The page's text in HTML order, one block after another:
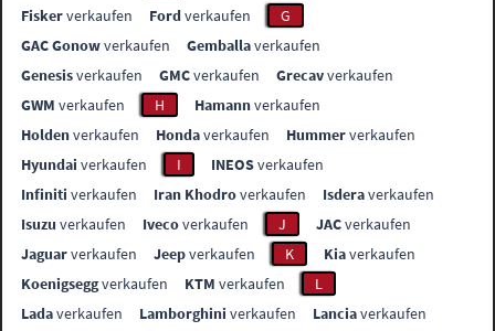
Fiskerverkaufen Fordverkaufen
G
GAC Gonowverkaufen Gemballaverkaufen
Genesisverkaufen GMCverkaufen Grecavverkaufen
GWM verkaufen H Hamannverkaufen
Holdenverkaufen Hondaverkaufen Hummerverkaufen
Hyundai verkaufen I INEOSverkaufen
Infiniti verkaufen Iran Khodroverkaufen Isderaverkaufen
Isuzu verkaufen Ivecoverkaufen J JACverkaufen
Jaguarverkaufen Jeepverkaufen K Kiaverkaufen
Koenigseggverkaufen KTM verkaufen
L
Ladaverkaufen Lamborghini verkaufen Lanciaverkaufen